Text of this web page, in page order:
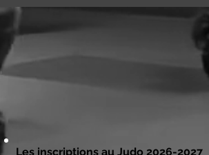
Les inscriptions au Judo 2026-2027